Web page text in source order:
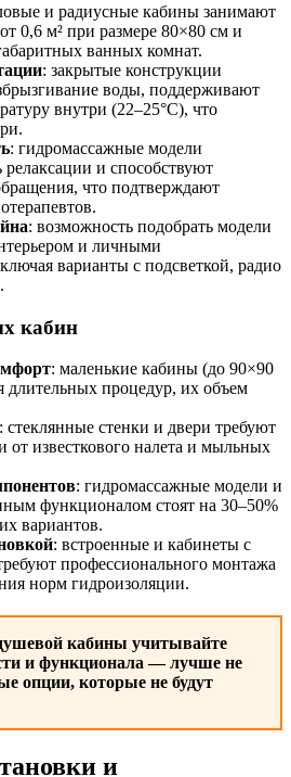
и радиусные кабины занимают
0,6 м² при размере 80×80 см и
ванных комнат.
: закрытые конструкции
воды, поддерживают
внутри (22–25°C), что
: гидромассажные модели
и способствуют
что подтверждают
: возможность подобрать модели
и личными
варианты с подсветкой, радио
кабин
: маленькие кабины (до 90×90
длительных процедур, их объем
: стеклянные стенки и двери требуют
от известкового налета и мыльных
: гидромассажные модели и
функционалом стоят на 30–50%
вариантов.
: встроенные и кабинеты с
профессионального монтажа
норм гидроизоляции.
кабины учитывайте
и функционала — лучше не
опции, которые не будут
и